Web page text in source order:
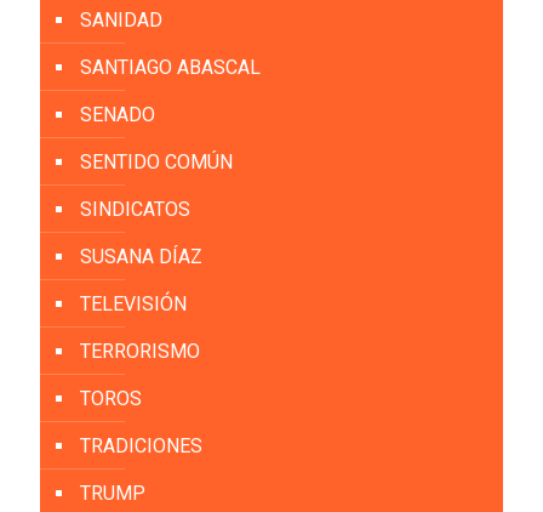
SANIDAD
SANTIAGO ABASCAL
SENADO
SENTIDO COMÚN
SINDICATOS
SUSANA DÍAZ
TELEVISIÓN
TERRORISMO
TOROS
TRADICIONES
TRUMP